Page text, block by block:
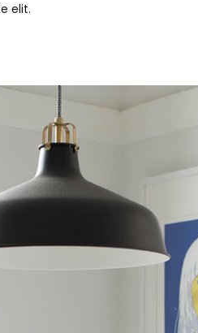
elit.